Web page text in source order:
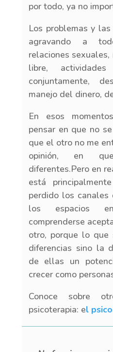
por todo, ya no
Los problemas y
agravando a
relaciones
libre,
conjuntamente,
manejo del dinero,
En esos
pensar en que no
que el otro no me
opinión, en
diferentes.Pero en
está
perdido los canales
los espacios
comprenderse
otro, porque lo que
diferencias sino la
de ellas un
crecer como
Conoce sobre
psicoterapia: el